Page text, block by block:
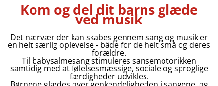
Kom og del dit barns glæde
ved musik
Det nærvær der kan skabes gennem sang og musik er
en helt særlig oplevelse - både for de helt små og deres
forældre.
Til babysalmesang stimuleres sansemotorikken
samtidig med at følelsesmæssige, sociale og sproglige
færdigheder udvikles.